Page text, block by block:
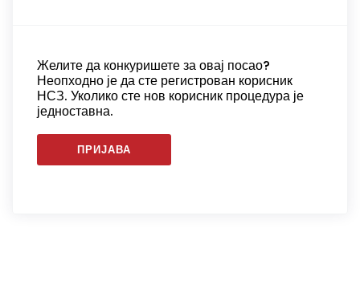
Желите да конкуришете за овај посао?
Неопходно је да сте регистрован корисник
НСЗ. Уколико сте нов корисник процедура је
једноставна.
ПРИЈАВА